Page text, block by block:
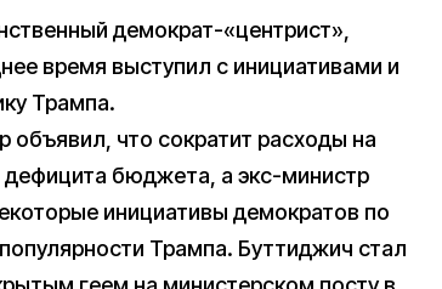
демократ-«центрист»,
время выступил с инициативами и
Трампа.
что сократит расходы на
дефицита бюджета, а экс-министр
инициативы демократов по
Трампа. Буттиджич стал